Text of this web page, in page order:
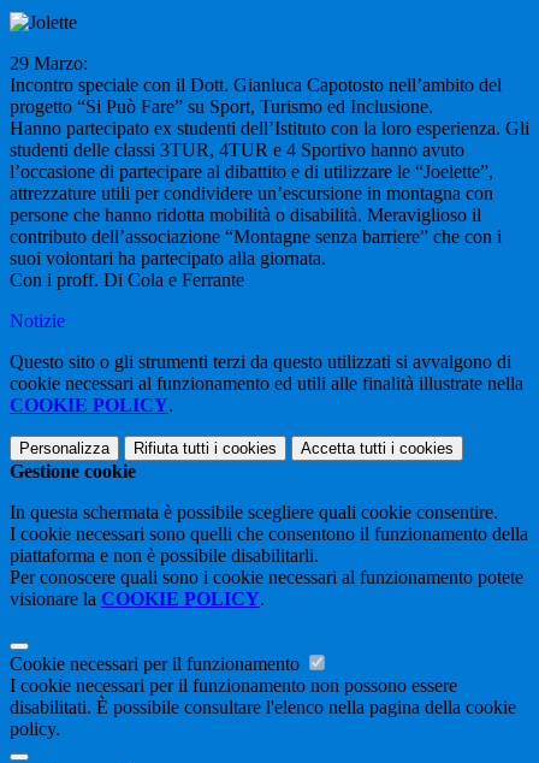
29 Marzo:
Incontro speciale con il Dott. Gianluca Capotosto nell’ambito del
progetto “Si Può Fare” su Sport, Turismo ed Inclusione.
Hanno partecipato ex studenti dell’Istituto con la loro esperienza. Gli
studenti delle classi 3TUR, 4TUR e 4 Sportivo hanno avuto
l’occasione di partecipare al dibattito e di utilizzare le “Joelette”,
attrezzature utili per condividere un’escursione in montagna con
persone che hanno ridotta mobilità o disabilità. Meraviglioso il
contributo dell’associazione “Montagne senza barriere” che con i
suoi volontari ha partecipato alla giornata.
Con i proff. Di Cola e Ferrante
Notizie
Questo sito o gli strumenti terzi da questo utilizzati si avvalgono di
cookie necessari al funzionamento ed utili alle finalità illustrate nella
COOKIE POLICY.
Personalizza Rifiuta tutti i cookies Accetta tutti i cookies
Gestione cookie
In questa schermata è possibile scegliere quali cookie consentire.
I cookie necessari sono quelli che consentono il funzionamento della
piattaforma e non è possibile disabilitarli.
Per conoscere quali sono i cookie necessari al funzionamento potete
visionare la COOKIE POLICY.
Cookie necessari per il funzionamento
I cookie necessari per il funzionamento non possono essere
disabilitati. È possibile consultare l'elenco nella pagina della cookie
policy.